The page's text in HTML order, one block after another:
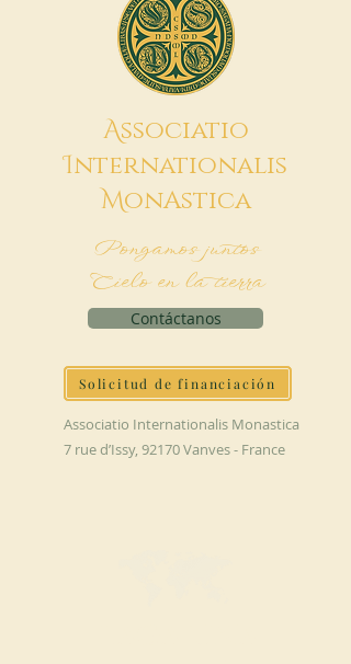
Associatio
Internationalis
MonAstica
Pongamos juntos
Cielo en la tierra
Contáctanos
Solicitud de financiación
Associatio Internationalis Monastica
7 rue d’Issy, 92170 Vanves - France